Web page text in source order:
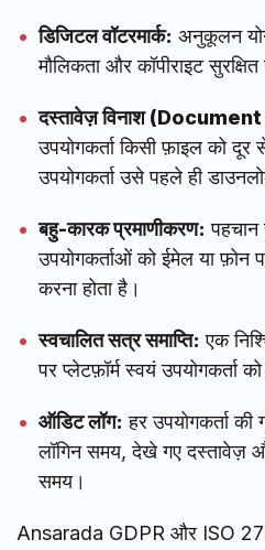
डिजिटल वॉटरमार्क: अनुकूलन
मौलिकता और कॉपीराइट
दस्तावेज़ विनाश
उपयोगकर्ता किसी फ़ाइल को
उपयोगकर्ता उसे पहले ही
बहु-कारक प्रमाणीकरण: पहचान
उपयोगकर्ताओं को ईमेल या फ़ोन
करना होता है।
स्वचालित सत्र समाप्ति: एक
पर प्लेटफ़ॉर्म स्वयं उपयोगकर्ता
ऑडिट लॉग: हर उपयोगकर्ता की
लॉगिन समय, देखे गए दस्तावेज़
समय।
Ansarada GDPR और ISO